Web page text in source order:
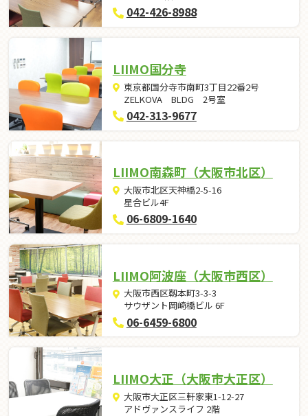
042-426-8988
LIIMO国分寺
東京都国分寺市南町3丁目22番2号
ZELKOVA BLDG 2号室
042-313-9677
LIIMO南森町（大阪市北区）
大阪市北区天神橋2-5-16
星合ビル4F
06-6809-1640
LIIMO阿波座（大阪市西区）
大阪市西区靱本町3-3-3
サウザント岡崎橋ビル 6F
06-6459-6800
LIIMO大正（大阪市大正区）
大阪市大正区三軒家東1-12-27
アドヴァンスライフ 2階